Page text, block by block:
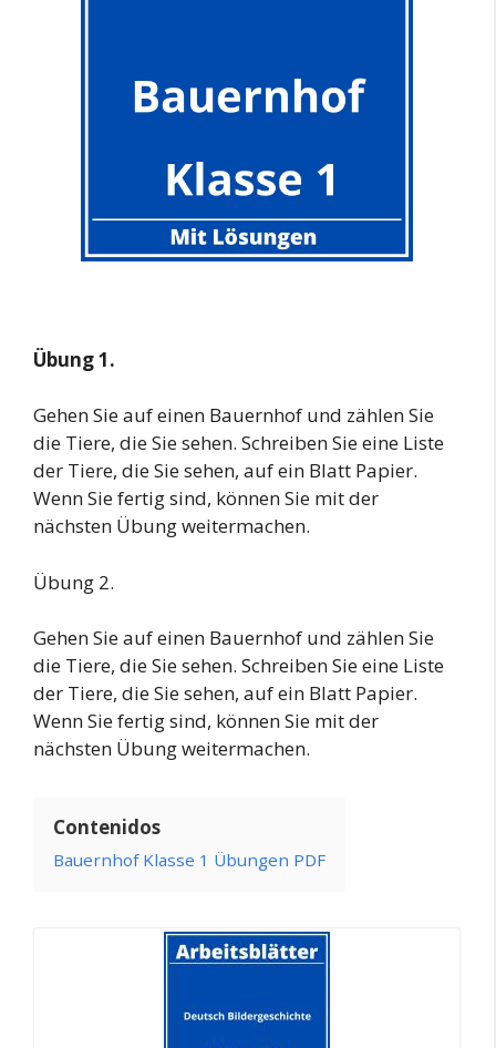
Übung 1.
Gehen Sie auf einen Bauernhof und zählen Sie
die Tiere, die Sie sehen. Schreiben Sie eine Liste
der Tiere, die Sie sehen, auf ein Blatt Papier.
Wenn Sie fertig sind, können Sie mit der
nächsten Übung weitermachen.
Übung 2.
Gehen Sie auf einen Bauernhof und zählen Sie
die Tiere, die Sie sehen. Schreiben Sie eine Liste
der Tiere, die Sie sehen, auf ein Blatt Papier.
Wenn Sie fertig sind, können Sie mit der
nächsten Übung weitermachen.
Contenidos
Bauernhof Klasse 1 Übungen PDF